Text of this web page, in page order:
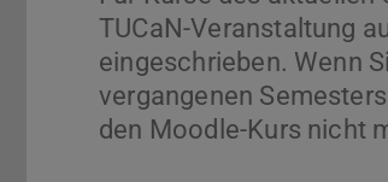
TUCaN-Veranstaltung
eingeschrieben. Wenn
vergangenen
den Moodle-Kurs nicht